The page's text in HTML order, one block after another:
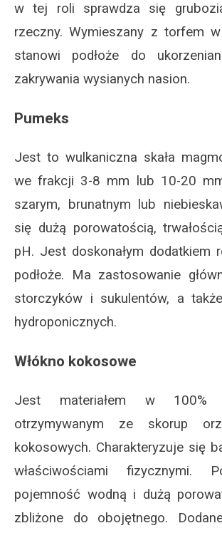
w tej roli sprawdza się
rzeczny. Wymieszany z torfem
stanowi podłoże do
zakrywania wysianych nasion.
Pumeks
Jest to wulkaniczna skała
we frakcji 3-8 mm lub 10-20
szarym, brunatnym lub
się dużą porowatością,
pH. Jest doskonałym dodatkiem
podłoże. Ma zastosowanie
storczyków i sukulentów, a
hydroponicznych.
Włókno kokosowe
Jest materiałem w 100%
otrzymywanym ze skorup
kokosowych. Charakteryzuje się
właściwościami fizycznymi.
pojemność wodną i dużą
zbliżone do obojętnego.